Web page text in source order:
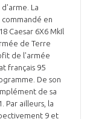
La
en
Caesar 6X6 MkIl
de Terre
de l'armée
français 95
De son
de sa
Par ailleurs, la
9 et